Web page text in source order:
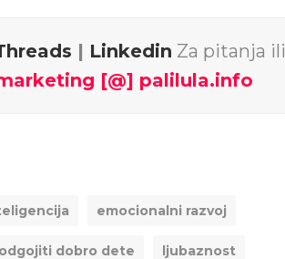
| Linkedin Za pitanja ili
[@] palilula.info
emocionalni razvoj
dobro dete ljubaznost